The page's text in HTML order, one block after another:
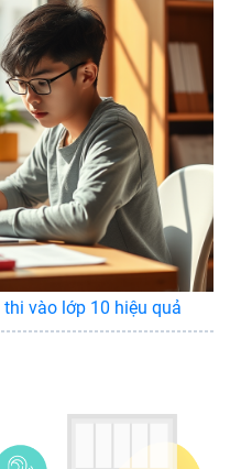
vào lớp 10 hiệu quả